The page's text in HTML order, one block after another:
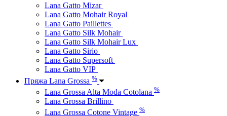
Lana Gatto Mizar
Lana Gatto Mohair Royal
Lana Gatto Paillettes
Lana Gatto Silk Mohair
Lana Gatto Silk Mohair Lux
Lana Gatto Sirio
Lana Gatto Supersoft
Lana Gatto VIP
Пряжа Lana Grossa %
Lana Grossa Alta Moda Cotolana %
Lana Grossa Brillino
Lana Grossa Cotone Vintage %